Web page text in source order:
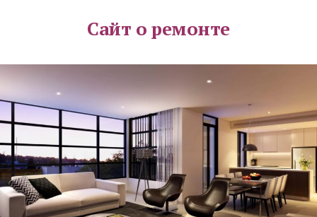
Сайт о ремонте